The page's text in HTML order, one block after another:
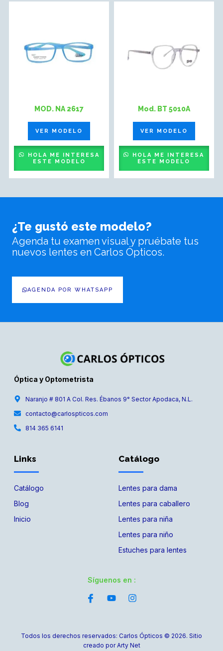
MOD. NA 2617
VER MODELO
HOLA ME INTERESA
ESTE MODELO
Mod. BT 5010A
VER MODELO
HOLA ME INTERESA
ESTE MODELO
¿Te gustó este modelo?
Agenda tu examen visual y pruébate tus
nuevos lentes en Carlos Ópticos.
AGENDA POR WHATSAPP
Óptica y Optometrista
Naranjo # 801 A Col. Res. Ébanos 9° Sector Apodaca, N.L.
contacto@carlospticos.com
814 365 6141
Links
Catálogo
Blog
Inicio
Catálogo
Lentes para dama
Lentes para caballero
Lentes para niña
Lentes para niño
Estuches para lentes
Síguenos en :
Todos los derechos reservados: Carlos Ópticos © 2026. Sitio
creado por Arty Net